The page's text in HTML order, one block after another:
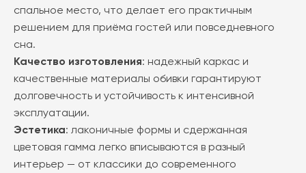
спальное место, что делает его практичным
решением для приёма гостей или повседневного
сна.
Качество изготовления: надежный каркас и
качественные материалы обивки гарантируют
долговечность и устойчивость к интенсивной
эксплуатации.
Эстетика: лаконичные формы и сдержанная
цветовая гамма легко вписываются в разный
интерьер — от классики до современного